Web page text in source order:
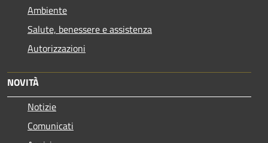
Ambiente
Salute, benessere e assistenza
Autorizzazioni
NOVITÀ
Notizie
Comunicati